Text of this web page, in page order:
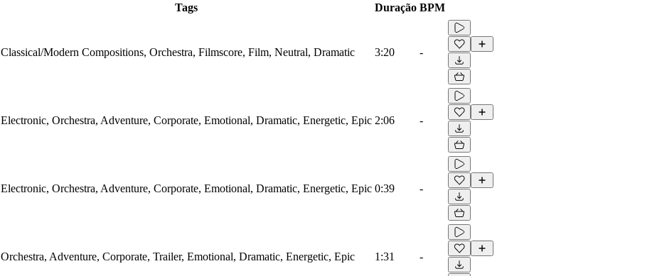
Tags Duração BPM
Classical/Modern Compositions, Orchestra, Filmscore, Film, Neutral, Dramatic 3:20 -
Electronic, Orchestra, Adventure, Corporate, Emotional, Dramatic, Energetic, Epic 2:06 -
Electronic, Orchestra, Adventure, Corporate, Emotional, Dramatic, Energetic, Epic 0:39 -
Orchestra, Adventure, Corporate, Trailer, Emotional, Dramatic, Energetic, Epic 1:31 -